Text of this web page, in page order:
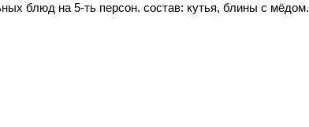
блюд на 5-ть персон. состав: кутья, блины с мёдом.